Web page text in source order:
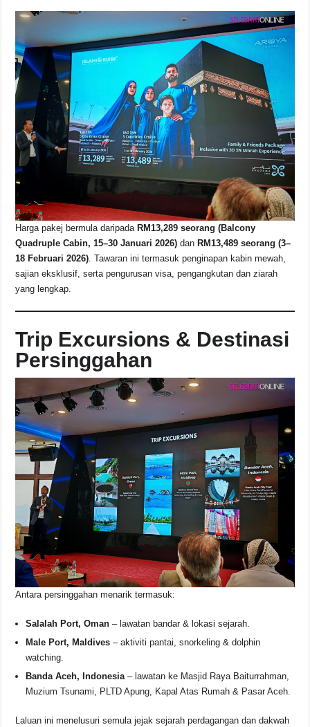
Harga pakej bermula daripada RM13,289 seorang (Balcony
Quadruple Cabin, 15–30 Januari 2026) dan RM13,489 seorang (3–
18 Februari 2026) . Tawaran ini termasuk penginapan kabin mewah,
sajian eksklusif, serta pengurusan visa, pengangkutan dan ziarah
yang lengkap.
Trip Excursions & Destinasi
Persinggahan
Antara persinggahan menarik termasuk:
Salalah Port, Oman – lawatan bandar & lokasi sejarah.
Male Port, Maldives – aktiviti pantai, snorkeling & dolphin
watching.
Banda Aceh, Indonesia – lawatan ke Masjid Raya Baiturrahman,
Muzium Tsunami, PLTD Apung, Kapal Atas Rumah & Pasar Aceh.
Laluan ini menelusuri semula jejak sejarah perdagangan dan dakwah